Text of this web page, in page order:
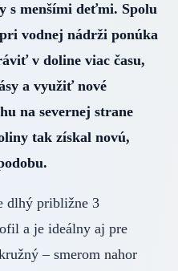
s menšími deťmi. Spolu
vodnej nádrži ponúka
v doline viac času,
a využiť nové
na severnej strane
tak získal novú,
dlhý približne 3
a je ideálny aj pre
– smerom nahor